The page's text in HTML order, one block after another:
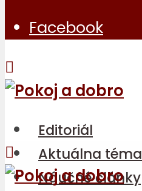
Facebook
Editoriál
Aktuálna téma
Náučné články